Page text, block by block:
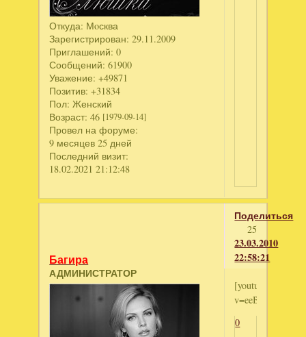
Откуда: Мoсква
Зарегистрирован: 29.11.2009
Приглашений: 0
Сообщений: 61900
Уважение: +49871
Позитив: +31834
Пол: Женский
Возраст: 46 [1979-09-14]
Провел на форуме:
9 месяцев 25 дней
Последний визит:
18.02.2021 21:12:48
Поделиться
25
23.03.2010
22:58:21
Багира
АДМИНИСТРАТОР
[youtube]http://
0